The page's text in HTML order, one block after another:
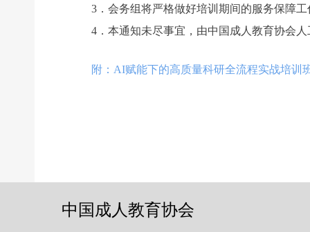
3．会务组将严格做好培训期间的服务保障工
4．本通知未尽事宜，由中国成人教育协会人
附：AI赋能下的高质量科研全流程实战培训
中国成人教育协会